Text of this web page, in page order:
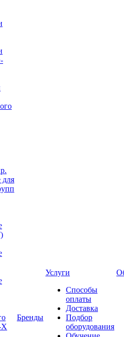
X
Бренды
Услуги
Способы
оплаты
Доставка
Подбор
оборудования